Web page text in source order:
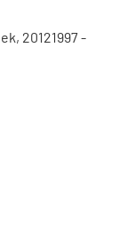
20121997 -